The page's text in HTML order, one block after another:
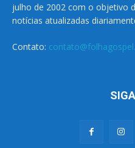
julho de 2002 com o objetivo
notícias atualizadas
Contato: